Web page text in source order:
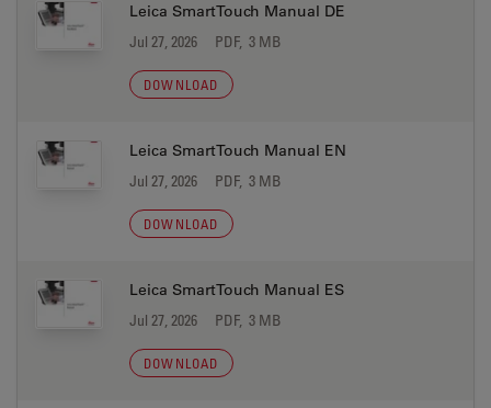
Leica SmartTouch Manual DE
Jul 27, 2026 PDF, 3 MB
DOWNLOAD
Leica SmartTouch Manual EN
Jul 27, 2026 PDF, 3 MB
DOWNLOAD
Leica SmartTouch Manual ES
Jul 27, 2026 PDF, 3 MB
DOWNLOAD